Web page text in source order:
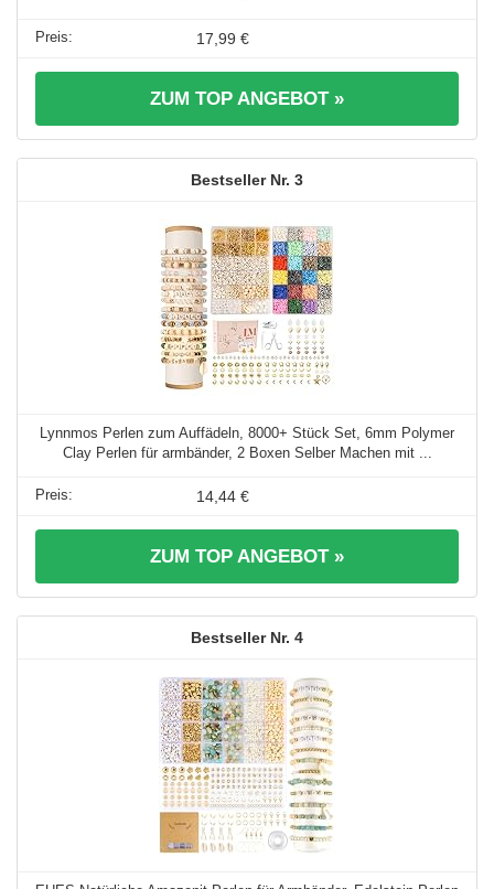
17,99 €
ZUM TOP ANGEBOT »
3
Lynnmos Perlen zum Auffädeln, 8000+ Stück Set, 6mm Polymer
Clay Perlen für armbänder, 2 Boxen Selber Machen mit ...
14,44 €
ZUM TOP ANGEBOT »
4